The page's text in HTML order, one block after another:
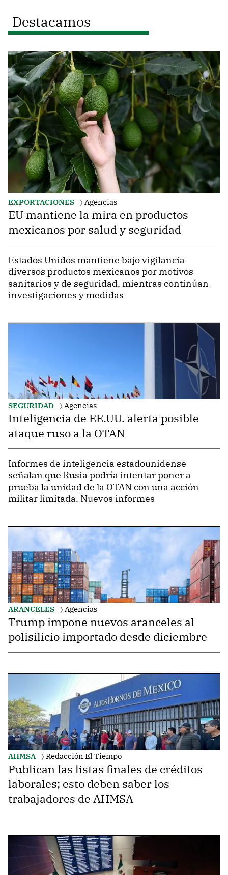
Destacamos
EXPORTACIONES Agencias
EU mantiene la mira en productos
mexicanos por salud y seguridad
Estados Unidos mantiene bajo vigilancia
diversos productos mexicanos por motivos
sanitarios y de seguridad, mientras continúan
investigaciones y medidas
SEGURIDAD Agencias
Inteligencia de EE.UU. alerta posible
ataque ruso a la OTAN
Informes de inteligencia estadounidense
señalan que Rusia podría intentar poner a
prueba la unidad de la OTAN con una acción
militar limitada. Nuevos informes
ARANCELES Agencias
Trump impone nuevos aranceles al
polisilicio importado desde diciembre
AHMSA Redacción El Tiempo
Publican las listas finales de créditos
laborales; esto deben saber los
trabajadores de AHMSA